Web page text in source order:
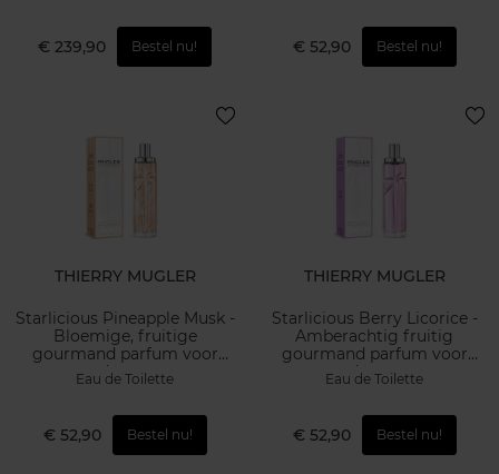
€ 239,90 Bestel nu! € 52,90 Bestel nu!
THIERRY MUGLER
Starlicious Pineapple Musk -
Bloemige, fruitige
gourmand parfum voor
dames
Eau de Toilette
€ 52,90 Bestel nu!
THIERRY MUGLER
Starlicious Berry Licorice -
Amberachtig fruitig
gourmand parfum voor
dames
Eau de Toilette
€ 52,90 Bestel nu!